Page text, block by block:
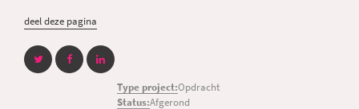
deel deze pagina
Type project:Opdracht
Status:Afgerond